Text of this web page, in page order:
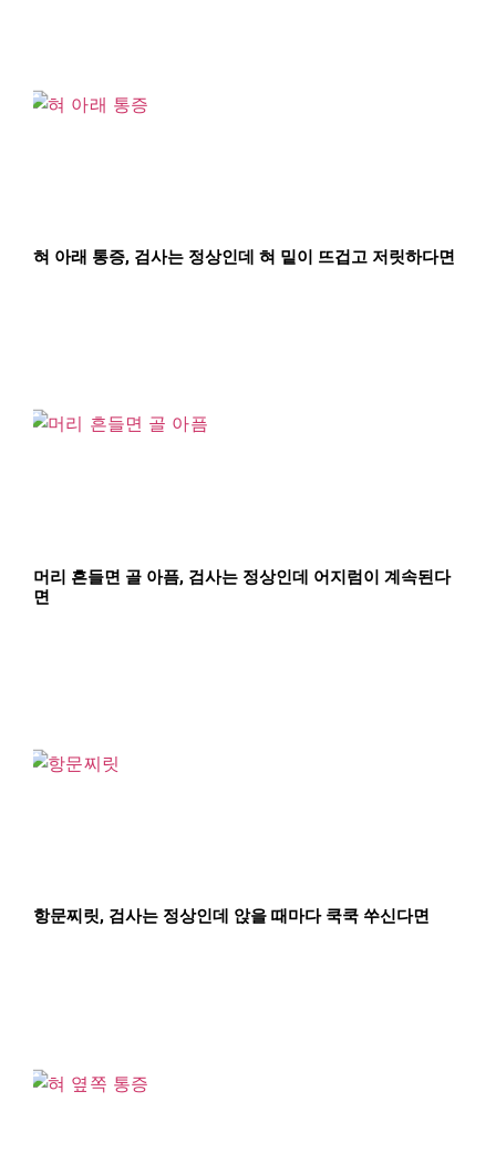
혀 아래 통증, 검사는 정상인데 혀 밑이 뜨겁고 저릿하다면
머리 흔들면 골 아픔, 검사는 정상인데 어지럼이 계속된다
면
항문찌릿, 검사는 정상인데 앉을 때마다 쿡쿡 쑤신다면